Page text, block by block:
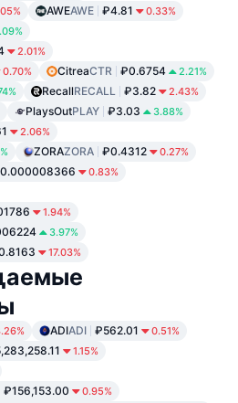
AWEAWE ₽4.81 0.33%
2.01%
0.70% CitreaCTR ₽0.6754 2.21%
RecallRECALL ₽3.82 2.43%
PlaysOutPLAY ₽3.03 3.88%
2.06%
ZORAZORA ₽0.4312 0.27%
0.83%
1.94%
3.97%
17.03%
ADIADI ₽562.01 0.51%
1.15%
₽156,153.00 0.95%